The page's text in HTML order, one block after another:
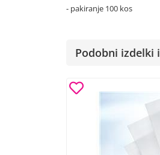
- pakiranje 100 kos
Podobni izdelki